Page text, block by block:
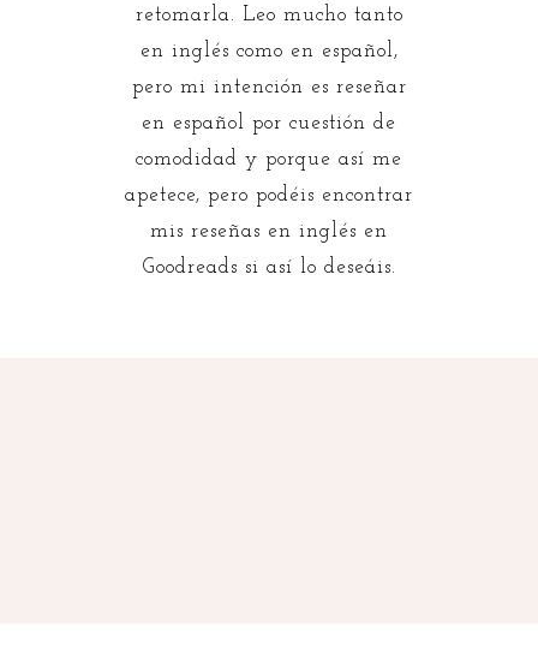
retomarla. Leo mucho tanto
en inglés como en español,
pero mi intención es reseñar
en español por cuestión de
comodidad y porque así me
apetece, pero podéis encontrar
mis reseñas en inglés en
Goodreads si así lo deseáis.